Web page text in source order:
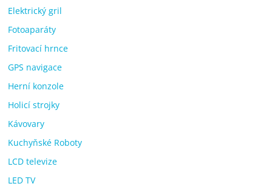
Elektrický gril
Fotoaparáty
Fritovací hrnce
GPS navigace
Herní konzole
Holicí strojky
Kávovary
Kuchyňské Roboty
LCD televize
LED TV